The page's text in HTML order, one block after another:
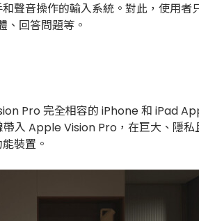
聲音操作的輸入系統。對此，使用
、回答問題等。
Pro 完全相容的 iPhone 和 iPad
入 Apple Vision Pro，在巨大、隱
裝置。